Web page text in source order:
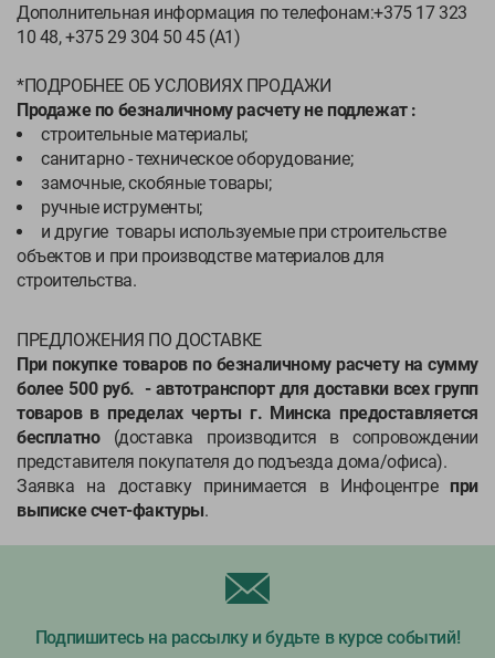
Дополнительная информация по телефонам:+375 17 323
10 48, +375 29 304 50 45 (А1)
*ПОДРОБНЕЕ ОБ УСЛОВИЯХ ПРОДАЖИ
Продаже по безналичному расчету не подлежат :
строительные материалы;
санитарно - техническое оборудование;
замочные, скобяные товары;
ручные иструменты;
и другие товары используемые при строительстве
объектов и при производстве материалов для
строительства.
ПРЕДЛОЖЕНИЯ ПО ДОСТАВКЕ
При покупке товаров по безналичному расчету на сумму
более 500 руб. - автотранспорт для доставки всех групп
товаров в пределах черты г. Минска предоставляется
бесплатно(доставка производится в сопровождении
представителя покупателя до подъезда дома/офиса).
Заявка на доставку принимается в Инфоцентре при
выписке счет-фактуры.
Подпишитесь на рассылку и будьте в курсе событий!